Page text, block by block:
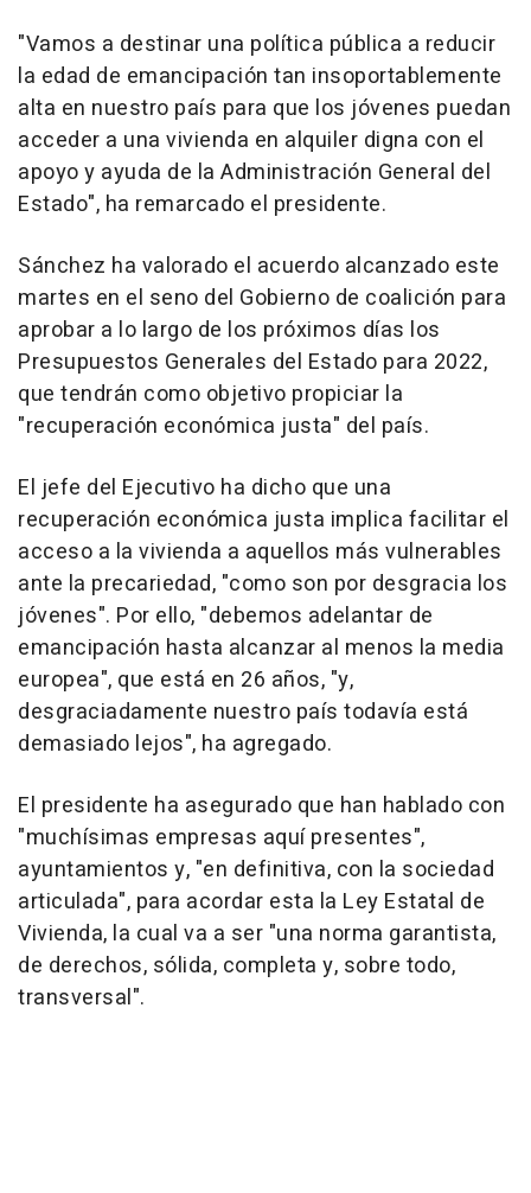
"Vamos a destinar una política pública a reducir
la edad de emancipación tan insoportablemente
alta en nuestro país para que los jóvenes puedan
acceder a una vivienda en alquiler digna con el
apoyo y ayuda de la Administración General del
Estado", ha remarcado el presidente.
Sánchez ha valorado el acuerdo alcanzado este
martes en el seno del Gobierno de coalición para
aprobar a lo largo de los próximos días los
Presupuestos Generales del Estado para 2022,
que tendrán como objetivo propiciar la
"recuperación económica justa" del país.
El jefe del Ejecutivo ha dicho que una
recuperación económica justa implica facilitar el
acceso a la vivienda a aquellos más vulnerables
ante la precariedad, "como son por desgracia los
jóvenes". Por ello, "debemos adelantar de
emancipación hasta alcanzar al menos la media
europea", que está en 26 años, "y,
desgraciadamente nuestro país todavía está
demasiado lejos", ha agregado.
El presidente ha asegurado que han hablado con
"muchísimas empresas aquí presentes",
ayuntamientos y, "en definitiva, con la sociedad
articulada", para acordar esta la Ley Estatal de
Vivienda, la cual va a ser "una norma garantista,
de derechos, sólida, completa y, sobre todo,
transversal".